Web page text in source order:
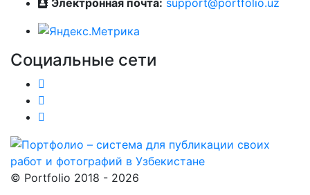
Социальные сети
© Portfolio 2018 - 2026